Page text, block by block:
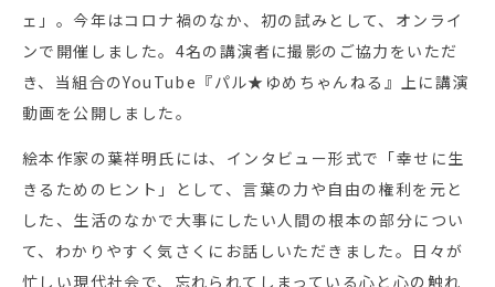
ェ」。今年はコロナ禍のなか、初の試みとして、オンライ
ンで開催しました。4名の講演者に撮影のご協力をいただ
き、当組合のYouTube『パル★ゆめちゃんねる』上に講演
動画を公開しました。
絵本作家の葉祥明氏には、インタビュー形式で「幸せに生
きるためのヒント」として、言葉の力や自由の権利を元と
した、生活のなかで大事にしたい人間の根本の部分につい
て、わかりやすく気さくにお話しいただきました。日々が
忙しい現代社会で、忘れられてしまっている心と心の触れ